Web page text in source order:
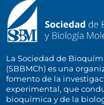
La Sociedad de
(SBBMCh) es una
fomento de la
experimental, que
bioquímica y de la